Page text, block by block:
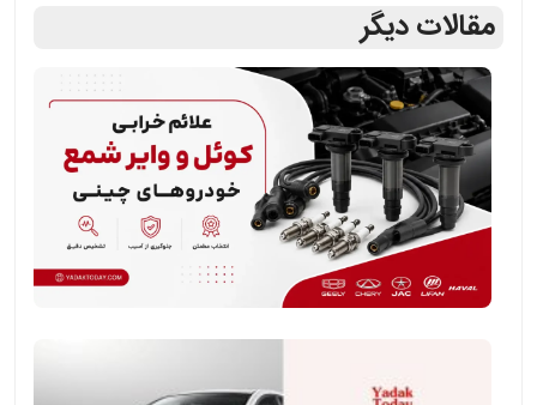
مقالات دیگر
علائم
خرابی
کوئل
وایر
شمع
چینی